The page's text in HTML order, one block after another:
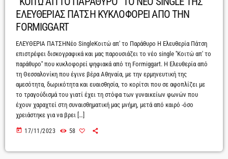
ΕΛΕΥΘΕΡΙΑΣ ΠΑΤΣΗ ΚΥΚΛΟΦΟΡΕΙ ΑΠΟ ΤΗΝ
FORMIGGART
ΕΛΕΥΘΕΡΙΑ ΠΑΤΣΗΝέο SingleΚοιτώ απ' το Παράθυρο Η Ελευθερία Πάτση
επιστρέφει δισκογραφικά και μας παρουσιάζει το νέο single ''Κοιτώ απ' το
παράθυρο'' που κυκλοφορεί ψηφιακά από τη Formiggart. Η Ελευθερία από
τη Θεσσαλονίκη που έγινε βέρα Αθηναία, με την ερμηνευτική της
αμεσότητα, δωρικότητα και ευαισθησία, το κορίτσι που σε αφοπλίζει με
το τραγούδισμά του γιατί έχει τη στόφα των γυναικείων φωνών που
έχουν χαραχτεί στη συναισθηματική μας μνήμη, μετά από καιρό -όσο
χρειάστηκε για να βρει […]
today 17/11/2023 58